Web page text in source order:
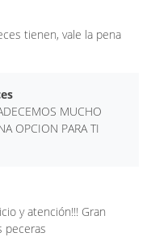
tienen, vale la pena
MUCHO
OPCION PARA TI
y atención!!! Gran
peceras